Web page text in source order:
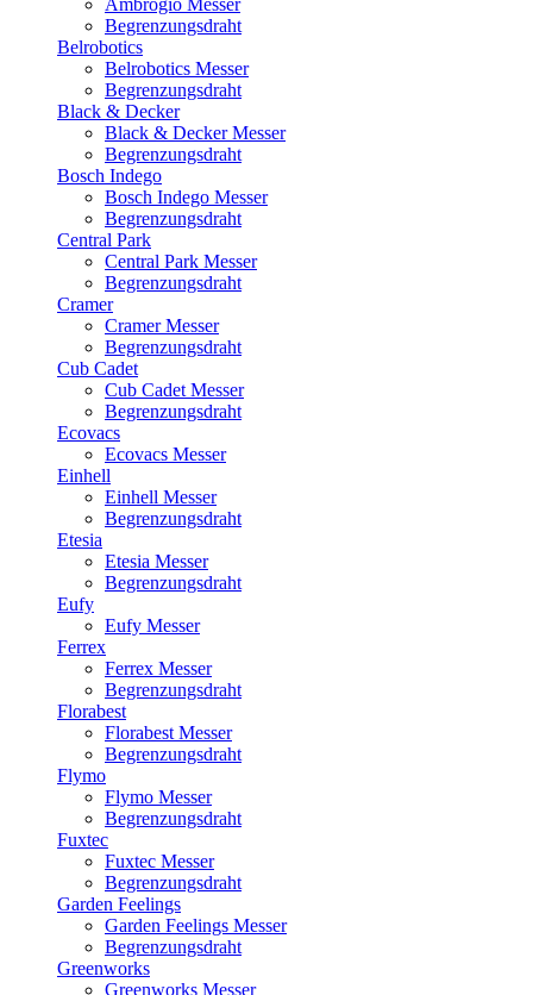
Ambrogio Messer
Begrenzungsdraht
Belrobotics
Belrobotics Messer
Begrenzungsdraht
Black & Decker
Black & Decker Messer
Begrenzungsdraht
Bosch Indego
Bosch Indego Messer
Begrenzungsdraht
Central Park
Central Park Messer
Begrenzungsdraht
Cramer
Cramer Messer
Begrenzungsdraht
Cub Cadet
Cub Cadet Messer
Begrenzungsdraht
Ecovacs
Ecovacs Messer
Einhell
Einhell Messer
Begrenzungsdraht
Etesia
Etesia Messer
Begrenzungsdraht
Eufy
Eufy Messer
Ferrex
Ferrex Messer
Begrenzungsdraht
Florabest
Florabest Messer
Begrenzungsdraht
Flymo
Flymo Messer
Begrenzungsdraht
Fuxtec
Fuxtec Messer
Begrenzungsdraht
Garden Feelings
Garden Feelings Messer
Begrenzungsdraht
Greenworks
Greenworks Messer